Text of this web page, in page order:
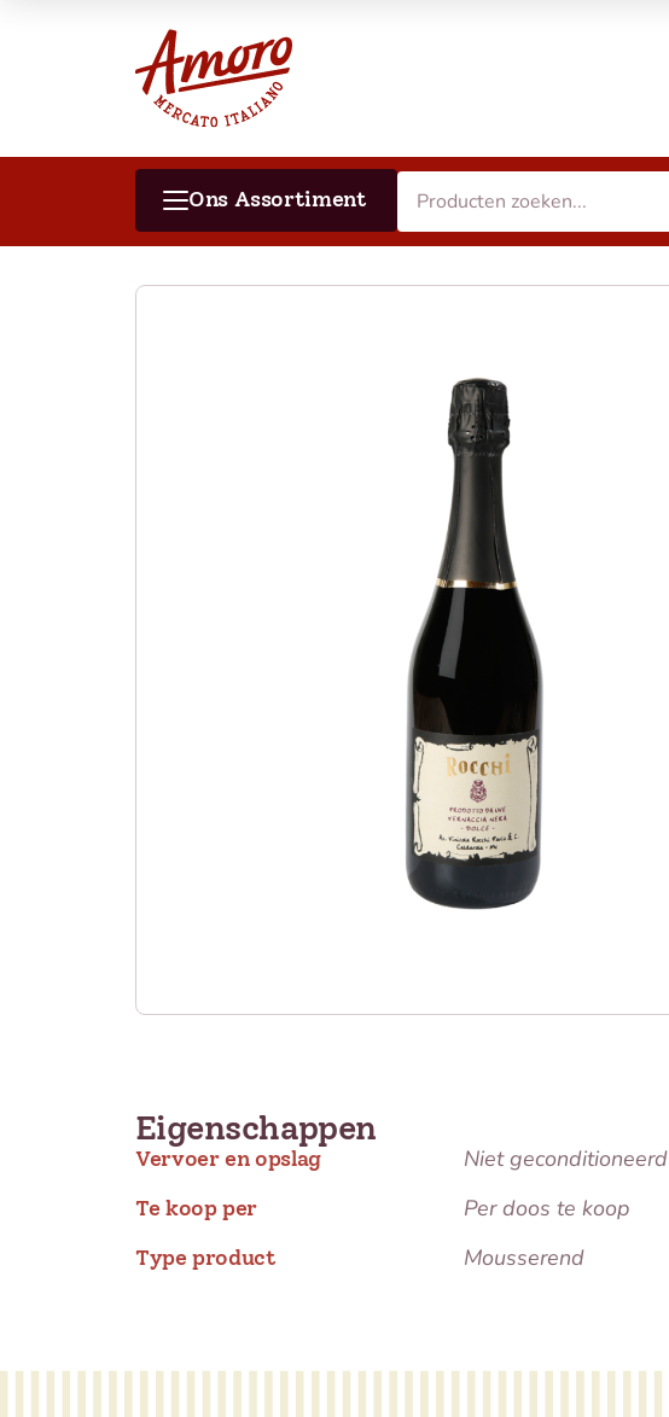
Ons Assortiment
Eigenschappen
Vervoer en opslag Niet geconditioneerd
Te koop per Per doos te koop
Type product Mousserend